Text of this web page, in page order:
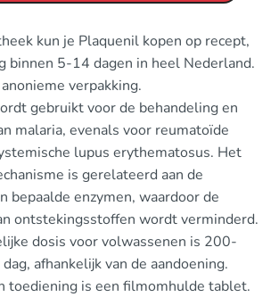
kun je Plaquenil kopen op recept,
binnen 5-14 dagen in heel Nederland.
verpakking.
gebruikt voor de behandeling en
malaria, evenals voor reumatoïde
lupus erythematosus. Het
is gerelateerd aan de
bepaalde enzymen, waardoor de
ontstekingsstoffen wordt verminderd.
dosis voor volwassenen is 200-
afhankelijk van de aandoening.
toediening is een filmomhulde tablet.